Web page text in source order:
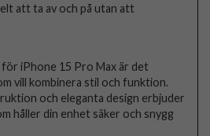
att ta av och på utan att
för iPhone 15 Pro Max är det
vill kombinera stil och funktion.
och eleganta design erbjuder
håller din enhet säker och snygg